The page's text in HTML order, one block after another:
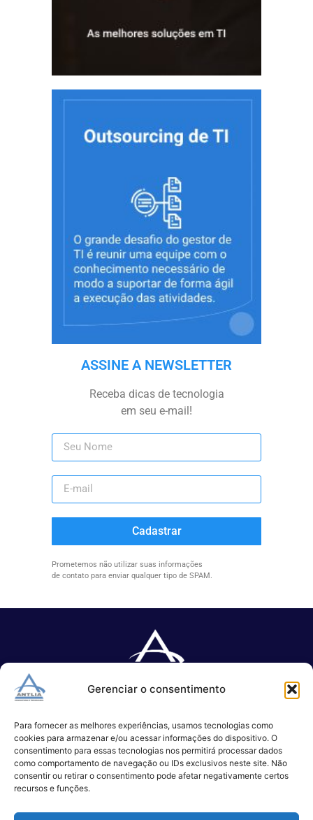
Gerenciar o consentimento
Para fornecer as melhores experiências, usamos tecnologias como
cookies para armazenar e/ou acessar informações do dispositivo. O
consentimento para essas tecnologias nos permitirá processar dados
como comportamento de navegação ou IDs exclusivos neste site. Não
consentir ou retirar o consentimento pode afetar negativamente certos
recursos e funções.
ASSINE A NEWSLETTER
Receba dicas de tecnologia
em seu e-mail!
Cadastrar
Prometemos não utilizar suas informações
de contato para enviar qualquer tipo de SPAM.
TI.
(11) 3017-0999